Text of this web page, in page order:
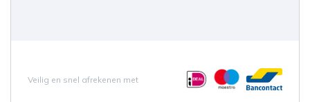
Veilig en snel afrekenen met